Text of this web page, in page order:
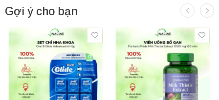
Gợi ý cho bạn